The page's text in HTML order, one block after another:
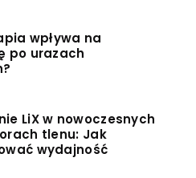
wpływa na
po urazach
LiX w nowoczesnych
tlenu: Jak
wydajność